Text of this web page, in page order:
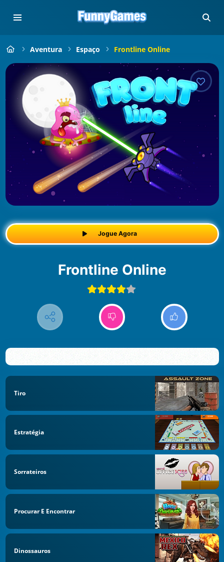
Aventura Espaço Frontline Online
Jogue Agora
Frontline Online
Tiro
Estratégia
Sorrateiros
Procurar E Encontrar
Dinossauros